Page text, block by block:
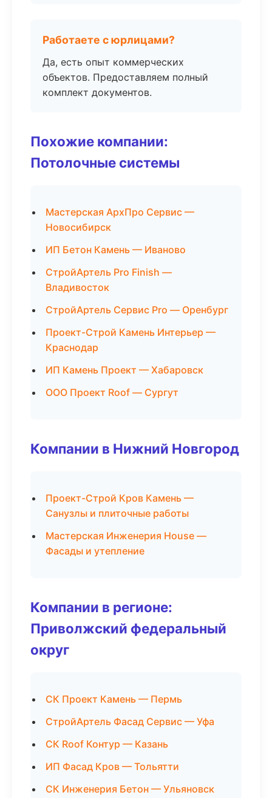
Работаете с юрлицами?
Да, есть опыт коммерческих
объектов. Предоставляем полный
комплект документов.
Похожие компании:
Потолочные системы
Мастерская АрхПро Сервис —
Новосибирск
ИП Бетон Камень — Иваново
СтройАртель Pro Finish —
Владивосток
СтройАртель Сервис Pro — Оренбург
Проект-Строй Камень Интерьер —
Краснодар
ИП Камень Проект — Хабаровск
ООО Проект Roof — Сургут
Компании в Нижний Новгород
Проект-Строй Кров Камень —
Санузлы и плиточные работы
Мастерская Инженерия House —
Фасады и утепление
Компании в регионе:
Приволжский федеральный
округ
СК Проект Камень — Пермь
СтройАртель Фасад Сервис — Уфа
СК Roof Контур — Казань
ИП Фасад Кров — Тольятти
СК Инженерия Бетон — Ульяновск